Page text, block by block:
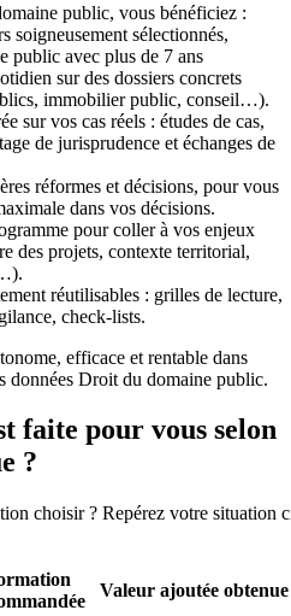
public, vous bénéficiez :
soigneusement sélectionnés,
public avec plus de 7 ans
sur des dossiers concrets
immobilier public, conseil…).
sur vos cas réels : études de cas,
de jurisprudence et échanges de
réformes et décisions, pour vous
dans vos décisions.
pour coller à vos enjeux
des projets, contexte territorial,
réutilisables : grilles de lecture,
check-lists.
efficace et rentable dans
données Droit du domaine public.
faite pour vous selon
?
choisir ? Repérez votre situation
Valeur ajoutée obtenue